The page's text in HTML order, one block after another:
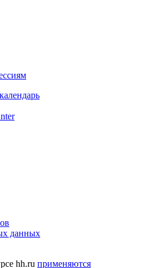
данных
hh.ru применяются